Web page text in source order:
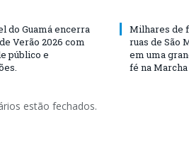
do Guamá encerra
Verão 2026 com
público e
Milhares de
ruas de São
em uma
fé na
estão fechados.